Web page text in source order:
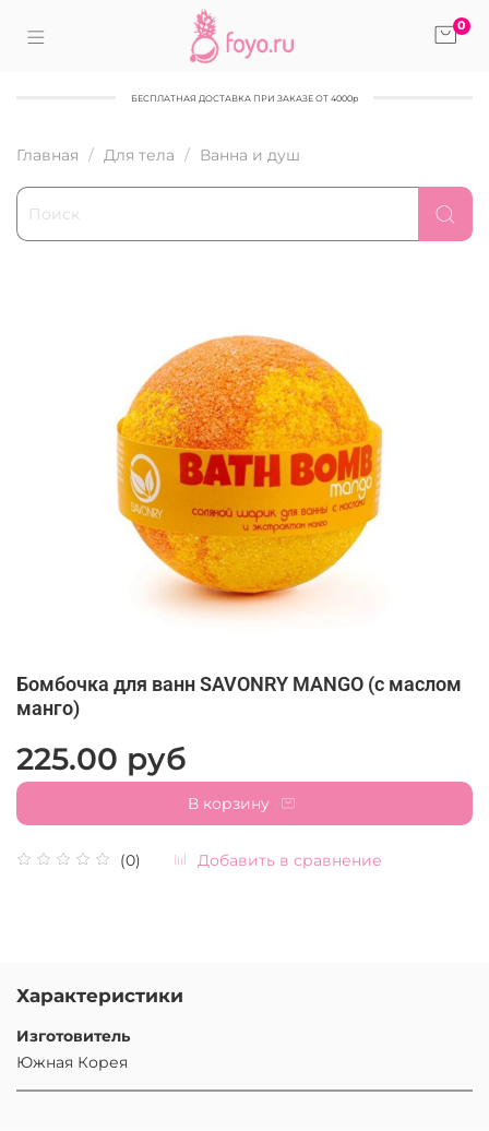
0
БЕСПЛАТНАЯ ДОСТАВКА ПРИ ЗАКАЗЕ ОТ 4000р
Главная Для тела Ванна и душ
Бомбочка для ванн SAVONRY MANGO (с маслом
манго)
(0) Добавить в сравнение
225.00 руб
В корзину
Характеристики
Изготовитель
Южная Корея